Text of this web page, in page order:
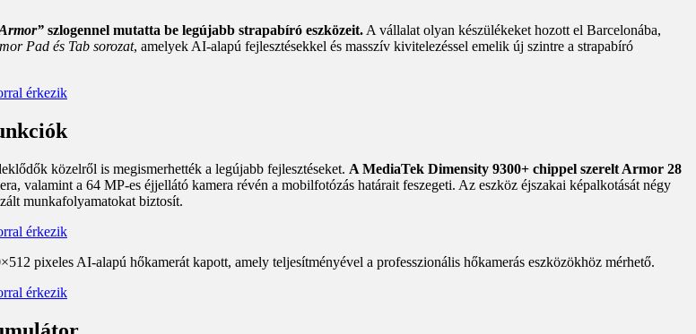
szlogennel mutatta be legújabb strapabíró eszközeit. A vállalat olyan készülékeket hozott el Barcelonába,
Pad és Tab sorozat, amelyek AI-alapú fejlesztésekkel és masszív kivitelezéssel emelik új szintre a strapabíró
közelről is megismerhették a legújabb fejlesztéseket. A MediaTek Dimensity 9300+ chippel szerelt Armor 28
valamint a 64 MP-es éjjellátó kamera révén a mobilfotózás határait feszegeti. Az eszköz éjszakai képalkotását négy
munkafolyamatokat biztosít.
pixeles AI-alapú hőkamerát kapott, amely teljesítményével a professzionális hőkamerás eszközökhöz mérhető.